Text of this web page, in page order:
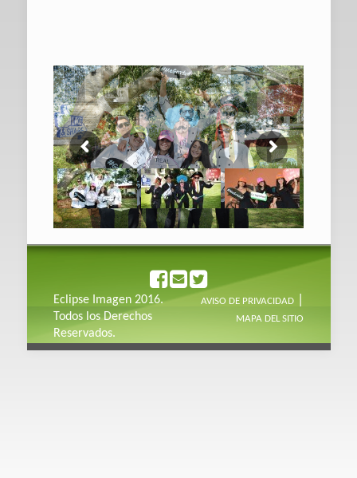
Eclipse Imagen 2016.
Todos los Derechos
Reservados.
AVISO DE PRIVACIDAD
MAPA DEL SITIO